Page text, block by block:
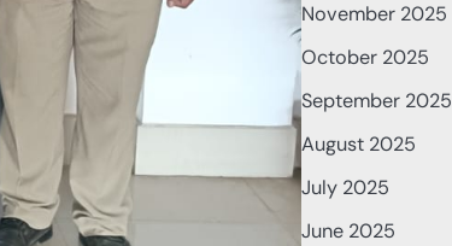
November 2025
October 2025
September 2025
August 2025
July 2025
June 2025